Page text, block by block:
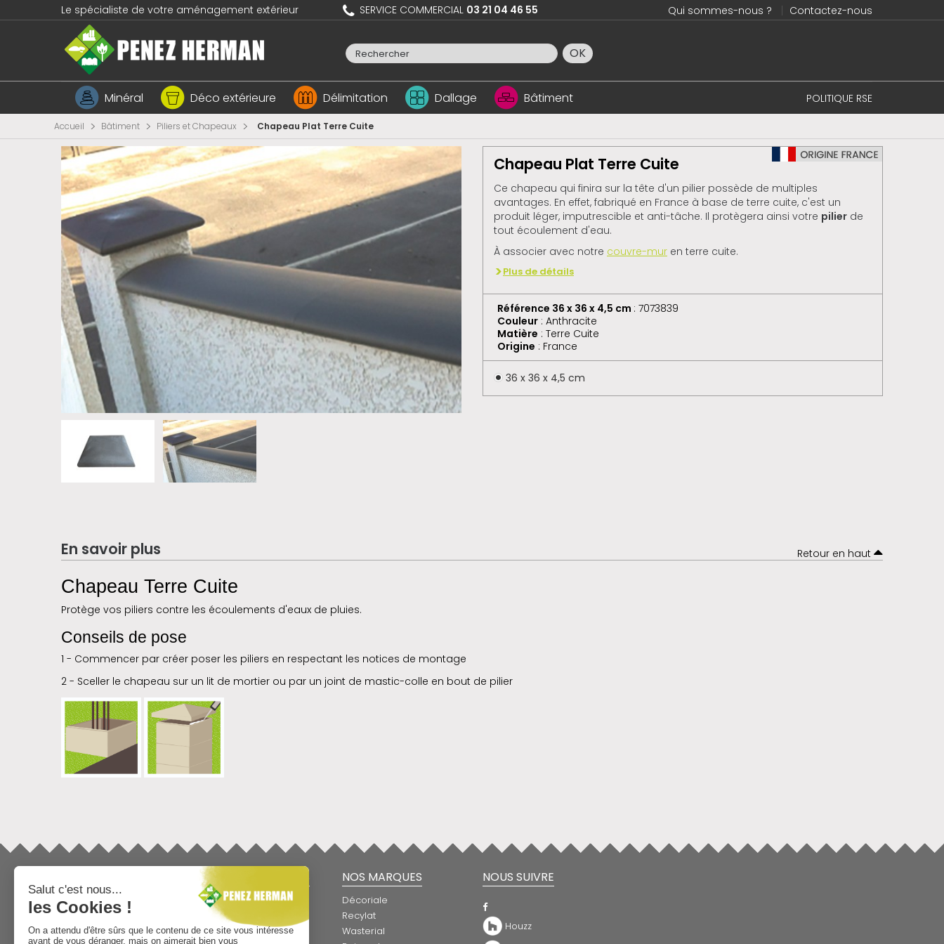
Le spécialiste de votre aménagement extérieur SERVICE COMMERCIAL 03 21 04 46 55 Qui sommes-nous ? Contactez-nous
POLITIQUE RSE
OK
Minéral Déco extérieure Délimitation Dallage Bâtiment
Accueil > Bâtiment > Piliers et Chapeaux > Chapeau Plat Terre Cuite
Chapeau Plat Terre Cuite
Ce chapeau qui finira sur la tête d'un pilier possède de multiples
avantages. En effet, fabriqué en France à base de terre cuite, c'est un
produit léger, imputrescible et anti-tâche. Il protègera ainsi votre pilier de
tout écoulement d'eau.
À associer avec notre couvre-mur en terre cuite.
Plus de détails
Référence 36 x 36 x 4,5 cm : 7073839
Couleur : Anthracite
Matière : Terre Cuite
Origine : France
36 x 36 x 4,5 cm
En savoir plus Retour en haut
Chapeau Terre Cuite
Protège vos piliers contre les écoulements d'eaux de pluies.
Conseils de pose
1 - Commencer par créer poser les piliers en respectant les notices de montage
2 - Sceller le chapeau sur un lit de mortier ou par un joint de mastic-colle en bout de pilier
Mentions légales
Qui sommes-nous ?
Fournisseur paysagiste et
TÉLÉCHARGEMENTS
Catalogue général
Minéral
Décoration extérieure
NOS MARQUES
Décoriale
Recylat
Wasterial
NOUS SUIVRE
Houzz